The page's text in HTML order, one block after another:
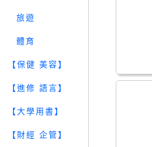
旅遊
體育
【保健 美容】
【進修 語言】
【大學用書】
【財經 企管】